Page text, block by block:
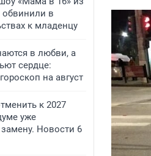
обвинили в
к младенцу
в любви, а
сердце:
на август
к 2027
уже
Новости 6